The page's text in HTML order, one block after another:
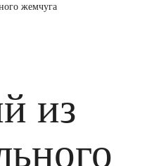
жемчуга
из